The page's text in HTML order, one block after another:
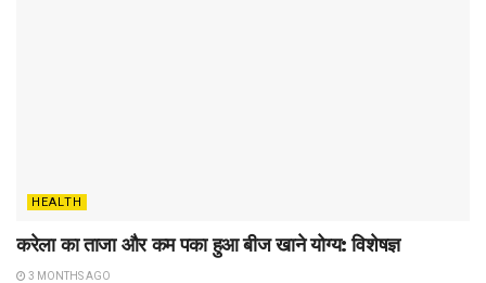
HEALTH
करेला का ताजा और कम पका हुआ बीज खाने योग्य: विशेषज्ञ
3 MONTHS AGO